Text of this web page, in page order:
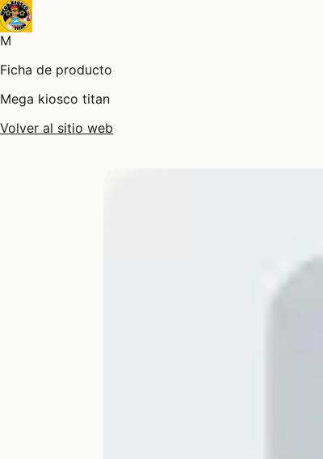
M
Ficha de producto
Mega kiosco titan
Volver al sitio web